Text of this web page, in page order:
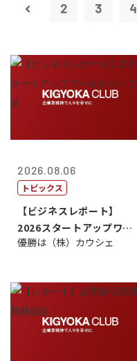
2 3 4
2026.08.06
トピックス
【ビジネスレポート】
2026スタートアップワー
ルドカップ東京
優勝は（株）カウシェ